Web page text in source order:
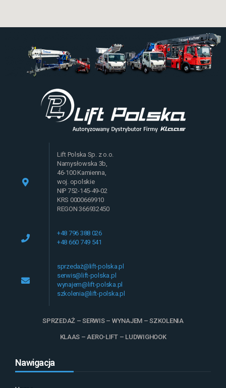
Lift Polska Sp. z o.o.
Namysłowska 3b,
46-100 Kamienna,
woj. opolskie
NIP 752-145-49-02
KRS 0000669910
REGON 366932450
+48 796 388 026
+48 660 749 541
sprzedaż@lift-polska.pl
serwis@lift-polska.pl
wynajem@lift-polska.pl
szkolenia@lift-polska.pl
SPRZEDAŻ – SERWIS – WYNAJEM – SZKOLENIA
KLAAS – AERO-LIFT – LUDWIGHOOK
Nawigacja